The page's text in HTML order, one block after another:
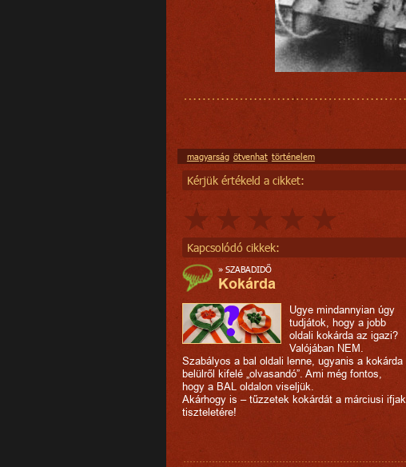
magyarság ötvenhat történelem
Kérjük értékeld a cikket:
Kapcsolódó cikkek:
» SZABADIDŐ
Kokárda
Ugye mindannyian úgy
tudjátok, hogy a jobb
oldali kokárda az igazi?
Valójában NEM.
Szabályos a bal oldali lenne, ugyanis a kokárda
belülről kifelé „olvasandó”. Ami még fontos,
hogy a BAL oldalon viseljük.
Akárhogy is – tűzzetek kokárdát a márciusi ifjak
tiszteletére!